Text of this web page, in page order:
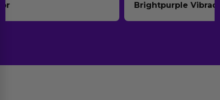
Brightpurple Vibrador y Rotador